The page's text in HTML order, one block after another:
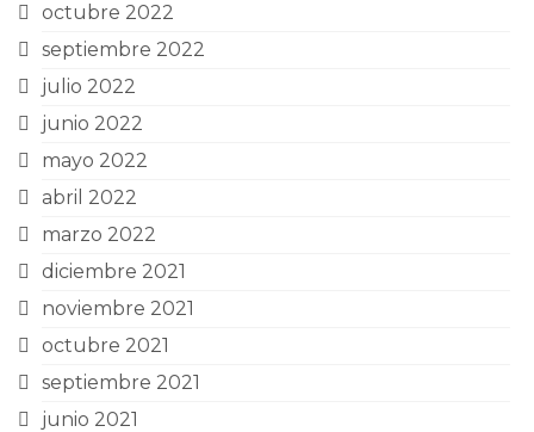
octubre 2022
septiembre 2022
julio 2022
junio 2022
mayo 2022
abril 2022
marzo 2022
diciembre 2021
noviembre 2021
octubre 2021
septiembre 2021
junio 2021